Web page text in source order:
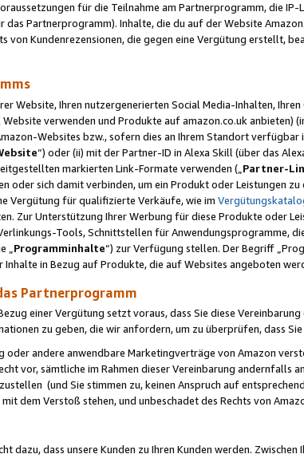
für die Teilnahme am Partnerprogramm, die
Partnerprogramm). Inhalte, die du auf der Website
von Kundenrezensionen, die gegen eine Vergütung erstellt,
Website, Ihren nutzergenerierten Social Media-Inhalten,
verwenden und Produkte auf amazon.co.uk anbieten)
Websites bzw., sofern dies an Ihrem Standort verfügbar
“) oder (ii) mit der Partner-ID in Alexa Skill (über das
markierten Link-Formate verwenden („ Partner-
oder sich damit verbinden, um ein Produkt oder Leistungen
Vergütung für qualifizierte Verkäufe, wie im
Zur Unterstützung Ihrer Werbung für diese Produkte oder
Tools, Schnittstellen für Anwendungsprogramme,
Programminhalte“) zur Verfügung stellen. Der Begriff
in Bezug auf Produkte, die auf Websites angeboten
Partnerprogramm
einer Vergütung setzt voraus, dass Sie diese Vereinbarung
zu geben, die wir anfordern, um zu überprüfen, dass
oder andere anwendbare Marketingverträge von Amazon
vor, sämtliche im Rahmen dieser Vereinbarung andernfalls
(und Sie stimmen zu, keinen Anspruch auf
dem Verstoß stehen, und unbeschadet des Rechts von
dazu, dass unsere Kunden zu Ihren Kunden werden.